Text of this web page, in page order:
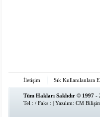
İletişim Sık Kullanılanlara
Tüm Hakları Saklıdır © 1997
Tel : / Faks : | Yazılım: CM